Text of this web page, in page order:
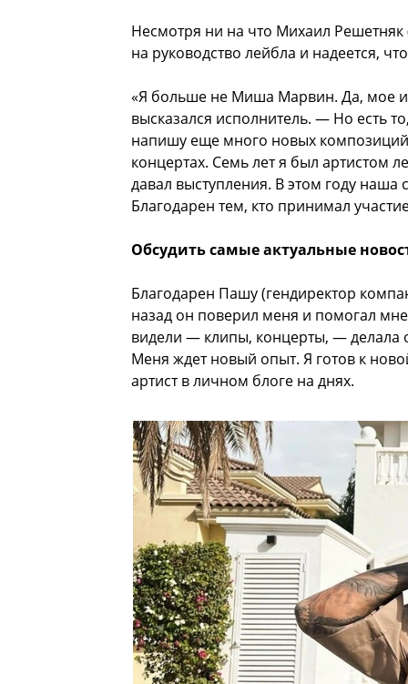
Несмотря ни на что Михаил
на руководство лейбла и надеется,
«Я больше не Миша Марвин. Да, мое
высказался исполнитель. — Но есть
напишу еще много новых
концертах. Семь лет я был артистом
давал выступления. В этом году наша
Благодарен тем, кто принимал
Обсудить самые актуальные
Благодарен Пашу (гендиректор
назад он поверил меня и помогал
видели — клипы, концерты, — делала
Меня ждет новый опыт. Я готов к
артист в личном блоге на днях.